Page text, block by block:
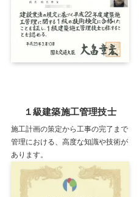
１級建築施工管理技士
施工計画の策定から工事の完了まで
管理における、高度な知識や技術が
あります。